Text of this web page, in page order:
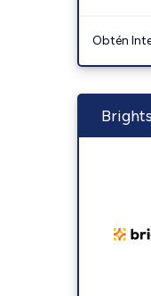
Obtén